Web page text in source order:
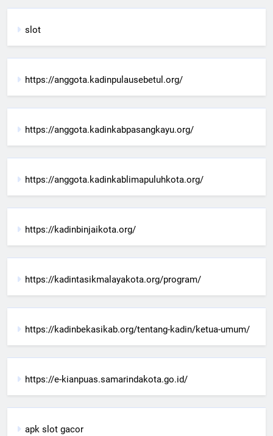
slot
https://anggota.kadinpulausebetul.org/
https://anggota.kadinkabpasangkayu.org/
https://anggota.kadinkablimapuluhkota.org/
https://kadinbinjaikota.org/
https://kadintasikmalayakota.org/program/
https://kadinbekasikab.org/tentang-kadin/ketua-umum/
https://e-kianpuas.samarindakota.go.id/
apk slot gacor